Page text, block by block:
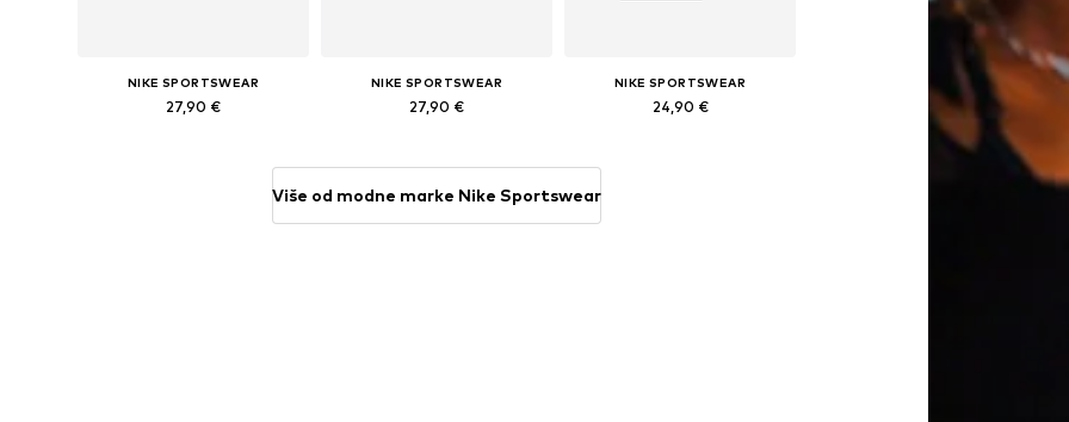
NIKE SPORTSWEAR
27,90 €
NIKE SPORTSWEAR
27,90 €
NIKE SPORTSWEAR
24,90 €
Više od modne marke Nike Sportswear